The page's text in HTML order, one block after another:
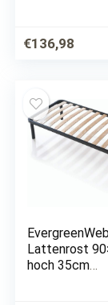
Betten
€136,98
Lattenrost
hoch 35cm